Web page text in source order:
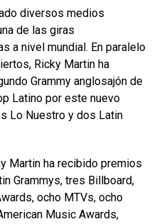
diversos medios
de las giras
a nivel mundial. En paralelo
Ricky Martin ha
Grammy anglosajón de
Latino por este nuevo
Lo Nuestro y dos Latin
Martin ha recibido premios
Grammys, tres Billboard,
ocho MTVs, ocho
Music Awards,